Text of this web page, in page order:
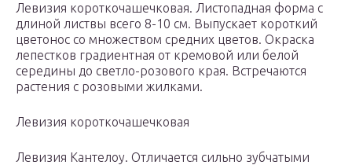
Левизия короткочашечковая. Листопадная форма с
длиной листвы всего 8-10 см. Выпускает короткий
цветонос со множеством средних цветов. Окраска
лепестков градиентная от кремовой или белой
середины до светло-розового края. Встречаются
растения с розовыми жилками.
Левизия короткочашечковая
Левизия Кантелоу. Отличается сильно зубчатыми